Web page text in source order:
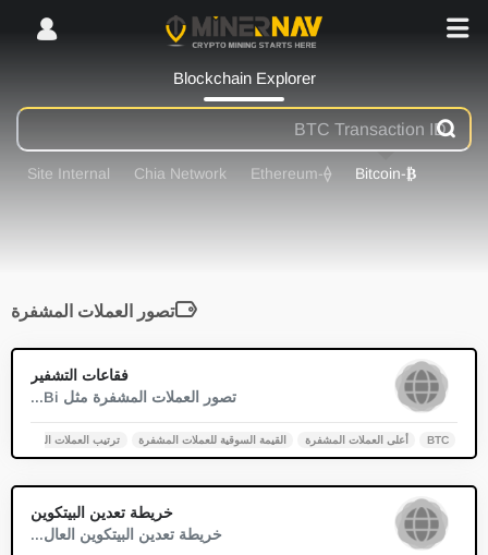
Blockchain Explorer
₿
-Bitcoin
⟠
-Ethereum
Chia Network
Site Internal
تصور العملات المشفرة
فقاعات التشفير
تصور العملات المشفرة مثل Bi...
BTC أعلى العملات المشفرة القيمة السوقية للعملات المشفرة ترتيب العملات المشفرة
خريطة تعدين البيتكوين
خريطة تعدين البيتكوين العال...